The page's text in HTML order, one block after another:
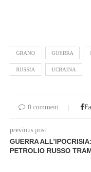
GRANO GUERRA
RUSSIA UCRAINA
0 comment
previous post
GUERRA
PETROLIO RUSSO